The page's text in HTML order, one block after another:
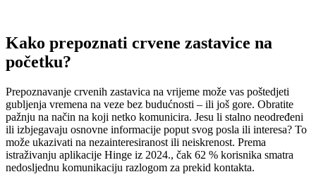
Kako prepoznati crvene zastavice na
početku?
Prepoznavanje crvenih zastavica na vrijeme može vas poštedjeti
gubljenja vremena na veze bez budućnosti – ili još gore. Obratite
pažnju na način na koji netko komunicira. Jesu li stalno neodređeni
ili izbjegavaju osnovne informacije poput svog posla ili interesa? To
može ukazivati na nezainteresiranost ili neiskrenost. Prema
istraživanju aplikacije Hinge iz 2024., čak 62 % korisnika smatra
nedosljednu komunikaciju razlogom za prekid kontakta.